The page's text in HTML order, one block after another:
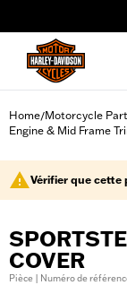
Home/Motorcycle
Engine & Mid Frame
Vérifier que cette
COVER
Pièce | Numéro de